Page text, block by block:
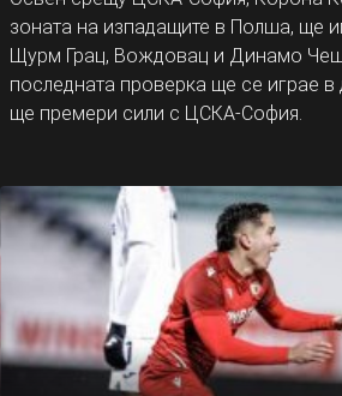
зоната на изпадащите в Полша, ще
Щурм Грац, Вождовац и Динамо
последната проверка ще се играе в
ще премери сили с ЦСКА-София.